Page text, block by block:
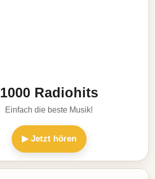
1000 Radiohits
Einfach die beste Musik!
▶ Jetzt hören